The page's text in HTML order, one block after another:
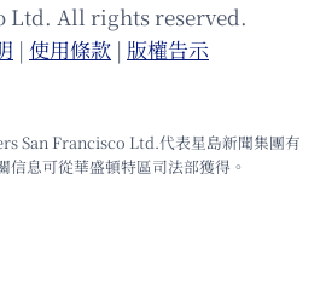
Ltd. All rights reserved.
| 使⽤條款 | 版權告⽰
San Francisco Ltd.代表星島新聞集團有
信息可從華盛頓特區司法部獲得。